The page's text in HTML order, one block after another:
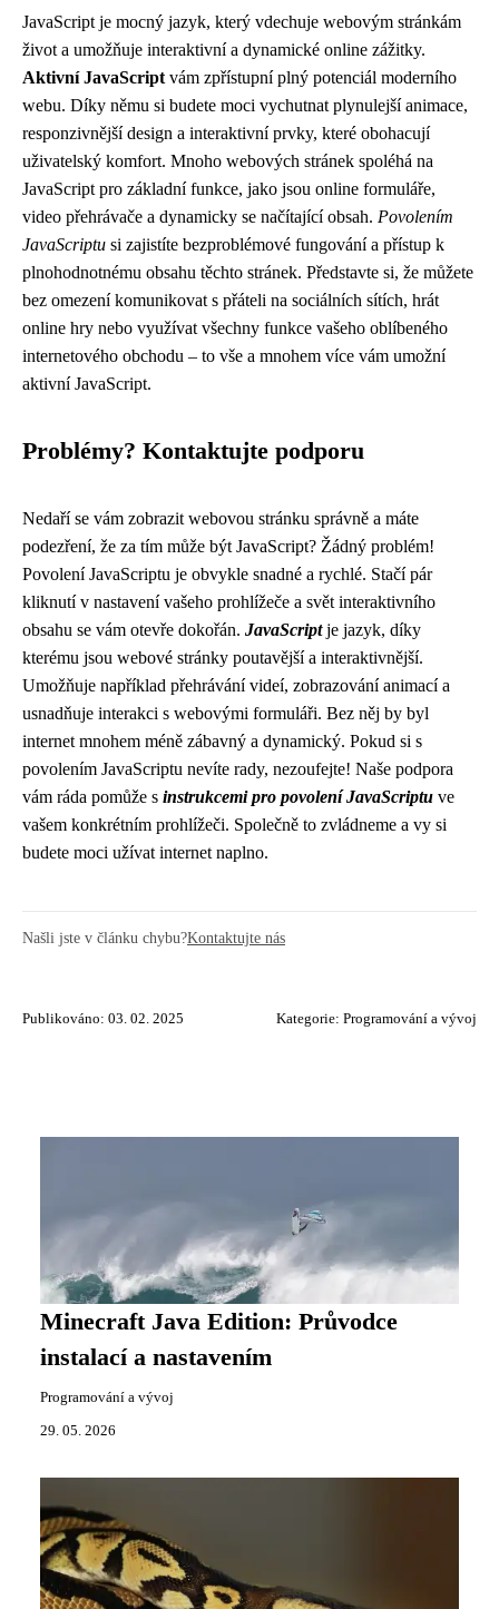
JavaScript je mocný jazyk, který vdechuje webovým stránkám
život a umožňuje interaktivní a dynamické online zážitky.
Aktivní JavaScript vám zpřístupní plný potenciál moderního
webu. Díky němu si budete moci vychutnat plynulejší animace,
responzivnější design a interaktivní prvky, které obohacují
uživatelský komfort. Mnoho webových stránek spoléhá na
JavaScript pro základní funkce, jako jsou online formuláře,
video přehrávače a dynamicky se načítající obsah. Povolením
JavaScriptu si zajistíte bezproblémové fungování a přístup k
plnohodnotnému obsahu těchto stránek. Představte si, že můžete
bez omezení komunikovat s přáteli na sociálních sítích, hrát
online hry nebo využívat všechny funkce vašeho oblíbeného
internetového obchodu – to vše a mnohem více vám umožní
aktivní JavaScript.
Problémy? Kontaktujte podporu
Nedaří se vám zobrazit webovou stránku správně a máte
podezření, že za tím může být JavaScript? Žádný problém!
Povolení JavaScriptu je obvykle snadné a rychlé. Stačí pár
kliknutí v nastavení vašeho prohlížeče a svět interaktivního
obsahu se vám otevře dokořán. JavaScriptje jazyk, díky
kterému jsou webové stránky poutavější a interaktivnější.
Umožňuje například přehrávání videí, zobrazování animací a
usnadňuje interakci s webovými formuláři. Bez něj by byl
internet mnohem méně zábavný a dynamický. Pokud si s
povolením JavaScriptu nevíte rady, nezoufejte! Naše podpora
vám ráda pomůže s instrukcemi pro povolení JavaScriptu ve
vašem konkrétním prohlížeči. Společně to zvládneme a vy si
budete moci užívat internet naplno.
Našli jste v článku chybu?Kontaktujte nás
Publikováno: 03. 02. 2025 Kategorie: Programování a vývoj
Minecraft Java Edition: Průvodce
instalací a nastavením
Programování a vývoj
29. 05. 2026